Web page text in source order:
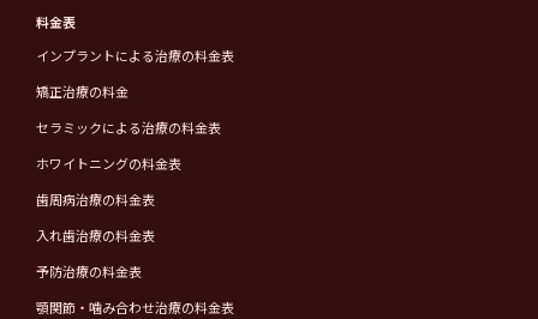
料金表
インプラントによる治療の料金表
矯正治療の料金
セラミックによる治療の料金表
ホワイトニングの料金表
歯周病治療の料金表
入れ歯治療の料金表
予防治療の料金表
顎関節・噛み合わせ治療の料金表